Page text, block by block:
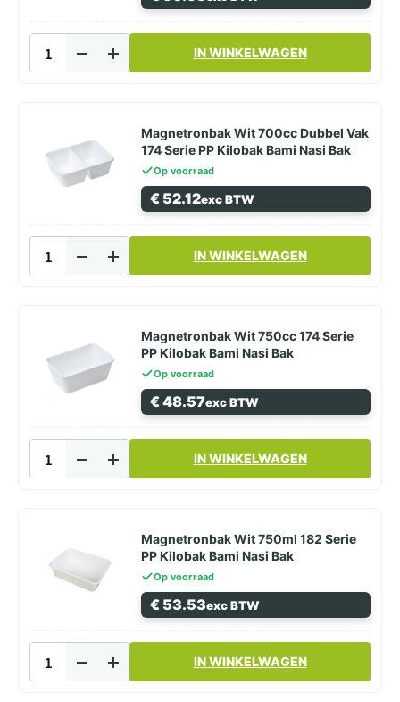
Wit
650ml
Kilobak
Bami
IN WINKELWAGEN
Magnetronbak Wit 700cc Dubbel Vak
174 Serie PP Kilobak Bami Nasi Bak
Op voorraad
€ 52.12exc BTW
Wit
700cc
Serie
Kilobak
Bak
aantal
IN WINKELWAGEN
Magnetronbak Wit 750cc 174 Serie
PP Kilobak Bami Nasi Bak
Op voorraad
€48.57exc BTW
Wit
750cc
Bami
Nasi
IN WINKELWAGEN
Magnetronbak Wit 750ml 182 Serie
PP Kilobak Bami Nasi Bak
Op voorraad
€ 53.53exc BTW
Wit
750ml
IN WINKELWAGEN